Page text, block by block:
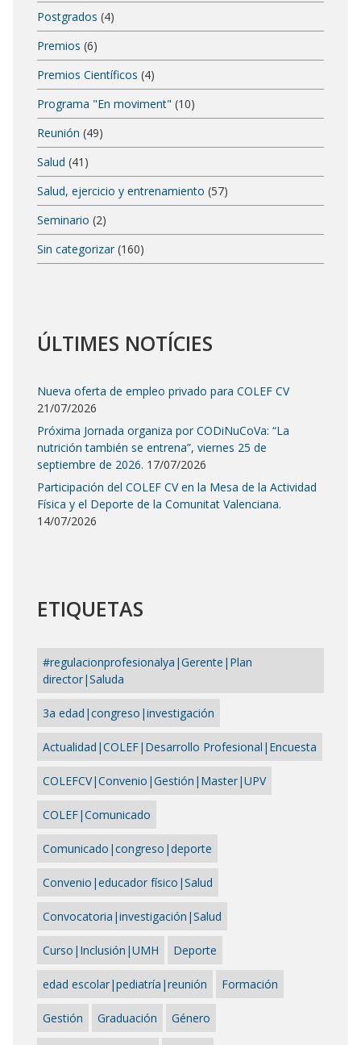
Postgrados (4)
Premios (6)
Premios Científicos (4)
Programa "En moviment" (10)
Reunión (49)
Salud (41)
Salud, ejercicio y entrenamiento (57)
Seminario (2)
Sin categorizar (160)
ÚLTIMES NOTÍCIES
Nueva oferta de empleo privado para COLEF CV
21/07/2026
Próxima Jornada organiza por CODiNuCoVa: “La
nutrición también se entrena”, viernes 25 de
septiembre de 2026. 17/07/2026
Participación del COLEF CV en la Mesa de la Actividad
Física y el Deporte de la Comunitat Valenciana.
14/07/2026
ETIQUETAS
#regulacionprofesionalya|Gerente|Plan
director|Saluda
3a edad|congreso|investigación
Actualidad|COLEF|Desarrollo Profesional|Encuesta
COLEFCV|Convenio|Gestión|Master|UPV
COLEF|Comunicado
Comunicado|congreso|deporte
Convenio|educador físico|Salud
Convocatoria|investigación|Salud
Curso|Inclusión|UMH Deporte
edad escolar|pediatría|reunión Formación
Gestión Graduación Género